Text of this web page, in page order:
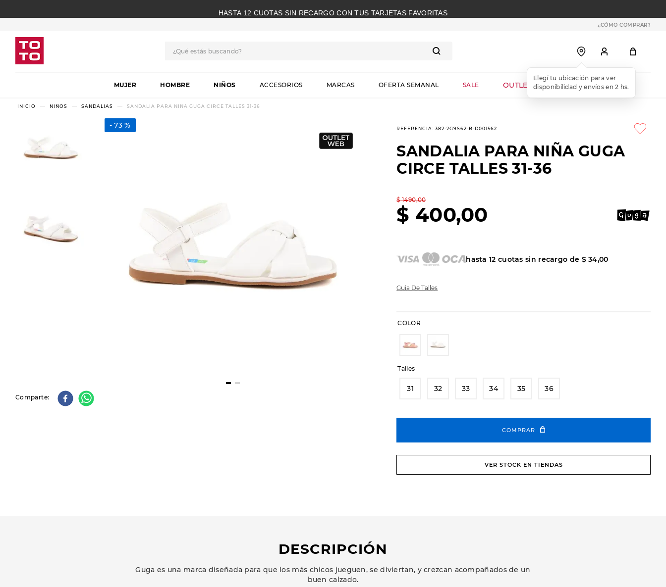
HASTA 12 CUOTAS SIN RECARGO CON TUS TARJETAS FAVORITAS
¿CÓMO COMPRAR?
MUJER HOMBRE NIÑOS ACCESORIOS MARCAS OFERTA SEMANAL SALE OUTLET WEB
NIÑOS SANDALIAS SANDALIA PARA NIÑA GUGA CIRCE TALLES 31-36
73 %
Comparte
REFERENCIA:382-2G9S62-B-D001562
SANDALIA PARA NIÑA GUGA
CIRCE TALLES 31-36
$ 1490,00
$ 400,00
hasta12 cuotas sin recargo de $ 34,00
Guia De Talles
COLOR
Talles
31 32 33 34 35 36
COMPRAR
VER STOCK EN TIENDAS
DESCRIPCIÓN
Guga es una marca diseñada para que los más chicos jueguen, se diviertan, y crezcan acompañados de un
buen calzado.
1.
botas
2.
skechers
3.
slip-ins
botas dama